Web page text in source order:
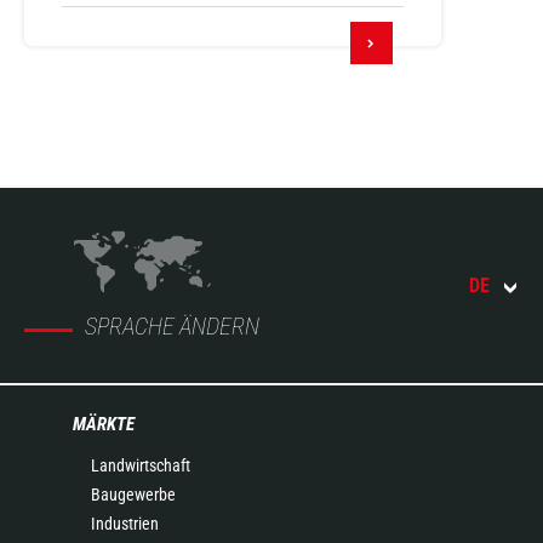
SPRACHE ÄNDERN
DE
MÄRKTE
Landwirtschaft
Baugewerbe
Industrien